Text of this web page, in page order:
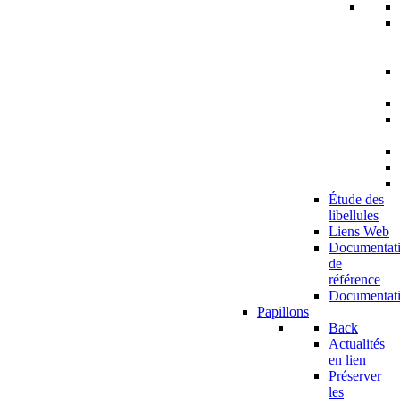
Étude des
libellules
Liens Web
de
référence
Papillons
Back
Actualités
en lien
Préserver
les